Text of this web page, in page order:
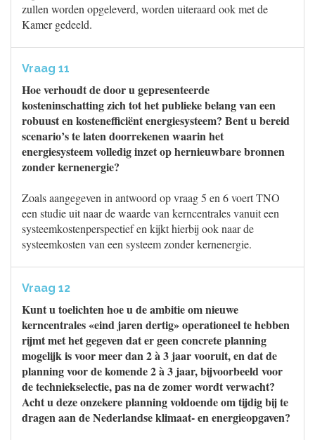
zullen worden opgeleverd, worden uiteraard ook met de
Kamer gedeeld.
Vraag 11
Hoe verhoudt de door u gepresenteerde
kosteninschatting zich tot het publieke belang van een
robuust en kostenefficiënt energiesysteem? Bent u bereid
scenario’s te laten doorrekenen waarin het
energiesysteem volledig inzet op hernieuwbare bronnen
zonder kernenergie?
Zoals aangegeven in antwoord op vraag 5 en 6 voert TNO
een studie uit naar de waarde van kerncentrales vanuit een
systeemkostenperspectief en kijkt hierbij ook naar de
systeemkosten van een systeem zonder kernenergie.
Vraag 12
Kunt u toelichten hoe u de ambitie om nieuwe
kerncentrales «eind jaren dertig» operationeel te hebben
rijmt met het gegeven dat er geen concrete planning
mogelijk is voor meer dan 2 à 3 jaar vooruit, en dat de
planning voor de komende 2 à 3 jaar, bijvoorbeeld voor
de techniekselectie, pas na de zomer wordt verwacht?
Acht u deze onzekere planning voldoende om tijdig bij te
dragen aan de Nederlandse klimaat- en energieopgaven?